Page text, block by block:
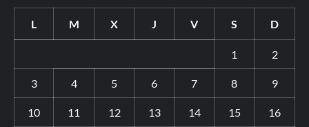
L M X J V S D
1 2
3 4 5 6 7 8 9
10 11 12 13 14 15 16